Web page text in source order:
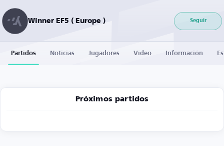
Winner EF5 ( Europe ) Seguir
Partidos Noticias Jugadores Vídeo Información
Próximos partidos